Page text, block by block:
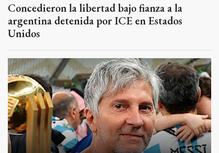
Concedieron la libertad bajo fianza a la
argentina detenida por ICE en Estados
Unidos